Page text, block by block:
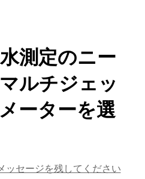
測定のニー
ルチジェッ
ーターを選
ッセージを残してください